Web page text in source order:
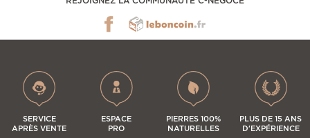
SERVICE
APRÈS VENTE
ESPACE
PRO
PIERRES 100%
NATURELLES
PLUS DE 15 ANS
D'EXPÉRIENCE